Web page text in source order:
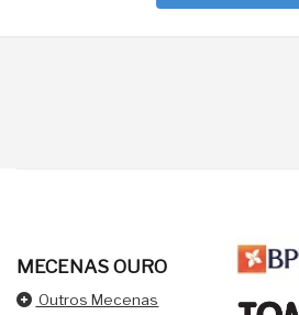
MECENAS OURO
Outros Mecenas